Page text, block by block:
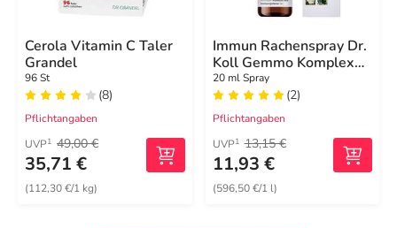
Cerola Vitamin C Taler
Grandel
96 St
(8)
Pflichtangaben
UVP1 49,00 €
35,71 €
(112,30 €/1 kg)
Immun Rachenspray Dr.
Koll Gemmo Komplex
Vit.B6 B12
20 ml Spray
(2)
Pflichtangaben
UVP1 13,15 €
11,93 €
(596,50 €/1 l)